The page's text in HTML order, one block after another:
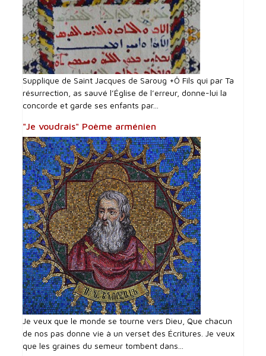
Supplique de Saint Jacques de Saroug +Ô Fils qui par Ta
résurrection, as sauvé l’Église de l’erreur, donne-lui la
concorde et garde ses enfants par...
"Je voudrais" Poème arménien
Je veux que le monde se tourne vers Dieu, Que chacun
de nos pas donne vie à un verset des Écritures. Je veux
que les graines du semeur tombent dans...